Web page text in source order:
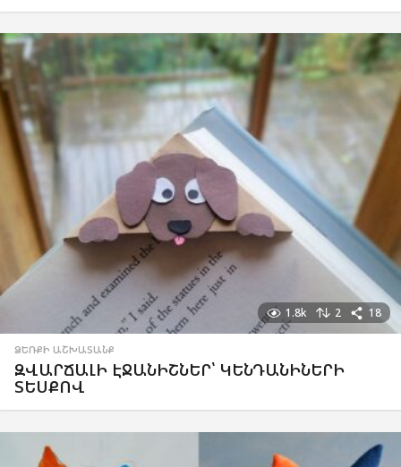
1.8k 2 18
ՁԵՌՔԻ ԱՇԽԱՏԱՆՔ
ԶՎԱՐՃԱԼԻ ԷՋԱՆԻՇՆԵՐ՝ ԿԵՆԴԱՆԻՆԵՐԻ
ՏԵՍՔՈՎ